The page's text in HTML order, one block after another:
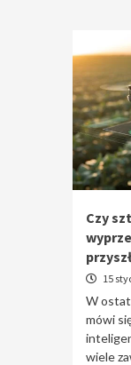
Czy
15
W
mówi
wiele